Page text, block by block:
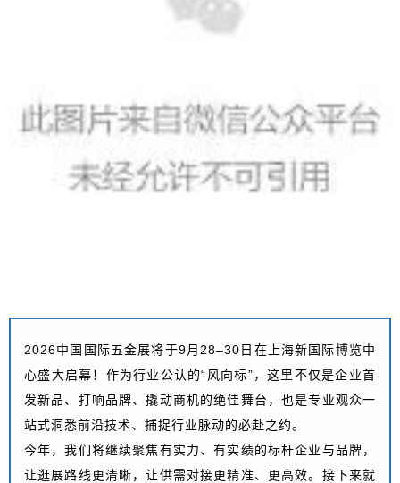
2026中国国际五金展将于9月28–30日在上海新国际博览中
心盛大启幕！作为行业公认的“风向标”，这里不仅是企业首
发新品、打响品牌、撬动商机的绝佳舞台，也是专业观众一
站式洞悉前沿技术、捕捉行业脉动的必赴之约。
今年，我们将继续聚焦有实力、有实绩的标杆企业与品牌，
让逛展路线更清晰，让供需对接更精准、更高效。接下来就